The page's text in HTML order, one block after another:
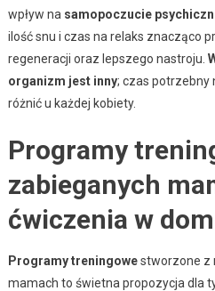
wpływ na samopoczucie
ilość snu i czas na relaks znacząco
regeneracji oraz lepszego nastroju.
organizm jest inny; czas potrzebny
różnić u każdej kobiety.
Programy
zabieganych
ćwiczenia w
Programy treningowestworzone z
mamach to świetna propozycja dla